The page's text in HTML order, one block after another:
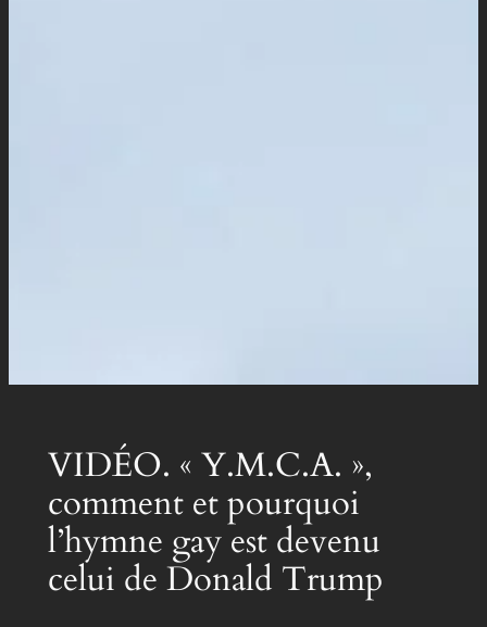
VIDÉO. « Y.M.C.A. »,
comment et pourquoi
l’hymne gay est devenu
celui de Donald Trump